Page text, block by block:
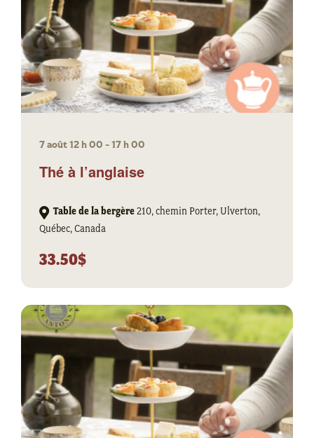
Thé à l’anglaise
7 août 12 h 00 -17 h 00
Table de la bergère210, chemin Porter, Ulverton,
Québec, Canada
33.50$